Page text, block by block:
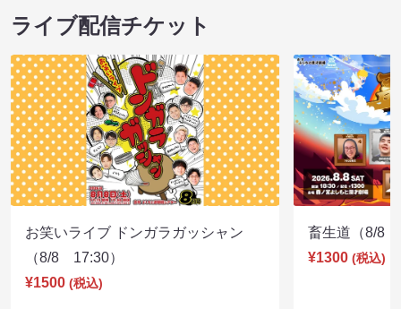
ライブ配信チケット
お笑いライブ ドンガラガッシャン
（8/8 17:30）
¥1500 (税込)
畜生道（8/8
¥1300 (税込)